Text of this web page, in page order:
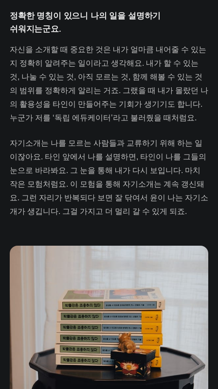
정확한 명칭이 있으니 나의 일을 설명하기
쉬워지는군요.
자신을 소개할 때 중요한 것은 내가 얼마큼 내어줄 수 있는
지 정확히 알려주는 일이라고 생각해요. 내가 할 수 있는
것, 나눌 수 있는 것, 아직 모르는 것, 함께 해볼 수 있는 것
의 범위를 정확하게 알리는 거죠. 그랬을 때 내가 몰랐던 나
의 활용성을 타인이 만들어주는 기회가 생기기도 합니다.
누군가 저를 ‘독립 에듀케이터’라고 불러줬을 때처럼요.
자기소개는 나를 모르는 사람들과 교류하기 위해 하는 일
이잖아요. 타인 앞에서 나를 설명하면, 타인이 나를 그들의
눈으로 바라봐요. 그 눈을 통해 내가 다시 보입니다. 마치
작은 모험처럼요. 이 모험을 통해 자기소개는 계속 갱신돼
요. 그런 자리가 반복되다 보면 잘 닦여서 윤이 나는 자기소
개가 생깁니다. 그걸 가지고 더 멀리 갈 수 있게 되죠.